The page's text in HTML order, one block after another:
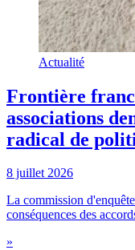
Actualité
Frontière
associations
radical de
8 juillet 2026
La commission
conséquences des
»